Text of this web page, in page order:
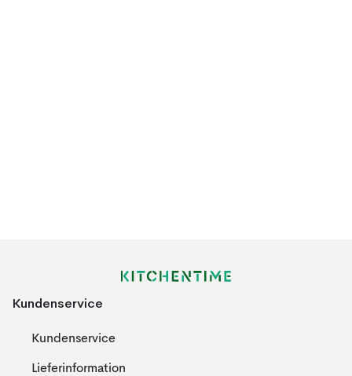
Kundenservice
Kundenservice
Lieferinformation